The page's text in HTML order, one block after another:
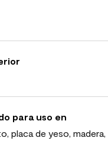
para uso en
placa de yeso, madera,